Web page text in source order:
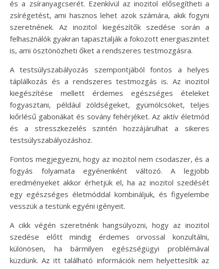
és a zsíranyagcserét. Ezenkívül az inozitol elősegítheti a
zsírégetést, ami hasznos lehet azok számára, akik fogyni
szeretnének. Az inozitol kiegészítők szedése során a
felhasználók gyakran tapasztalják a fokozott energiaszintet
is, ami ösztönözheti őket a rendszeres testmozgásra.
A testsúlyszabályozás szempontjából fontos a helyes
táplálkozás és a rendszeres testmozgás is. Az inozitol
kiegészítése mellett érdemes egészséges ételeket
fogyasztani, például zöldségeket, gyümölcsöket, teljes
kiőrlésű gabonákat és sovány fehérjéket. Az aktív életmód
és a stresszkezelés szintén hozzájárulhat a sikeres
testsúlyszabályozáshoz.
Fontos megjegyezni, hogy az inozitol nem csodaszer, és a
fogyás folyamata egyénenként változó. A legjobb
eredményeket akkor érhetjük el, ha az inozitol szedését
egy egészséges életmóddal kombináljuk, és figyelembe
vesszük a testünk egyéni igényeit.
A cikk végén szeretnénk hangsúlyozni, hogy az inozitol
szedése előtt mindig érdemes orvossal konzultálni,
különösen, ha bármilyen egészségügyi problémával
küzdünk. Az itt található információk nem helyettesítik az